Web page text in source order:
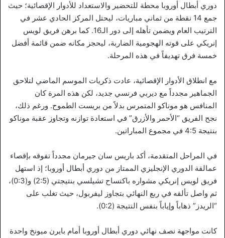
دوري أبطال أوروبا محطة للتحضير والاستعداد للأدوار الإقصائية؛ حيث
جمع 14 نقطة من ثماني مباريات، ليحتل المركز الحادي عشر في
الترتيب العام ويضمن تأهله إلى دور الـ16. كما برهن فريق لويس
إنريكي على قوته الهجومية الضاربة، ليحجز مكانه ضمن قائمة أفضل
خمسة فرق تهديفاً في هذه المرحلة.
مع انطلاق الأدوار الإقصائية، عادت ذكريات الموسم الماضي لتلاحق
الجماهير مجدداً مع ديربي فرنسي جديد، لكن هذه المرة كان
المنافس هو موناكو المتمرس بدلاً من بريست الطموح. ورغم ذلك،
نجح الفريق “الأحمر والأزرق” في استعادة توازنه وتجاوز عقبة موناكو
بنتيجة 4:5 في مجموع المباراتين.
في المراحل المتقدمة، أكد باريس سان جيرمان مجدداً تفوقه بإقصاء
عمالقة الدوري الإنجليزي الممتاز من دوري أبطال أوروبا؛ إذ استهل
فريق لويس إنريكي مشواره باكتساح تشيلسي بنتيجتي (2:5) و(0:3)،
ثم واصل تألقه في ربع النهائي بتجاوز ليفربول، حيث تغلب على
“الريدز” ذهاباً وإياباً بنفس النتيجة (0:2).
كانت مواجهة نصف نهائي دوري أبطال أوروبا أمام بايرن ميونخ واحدة